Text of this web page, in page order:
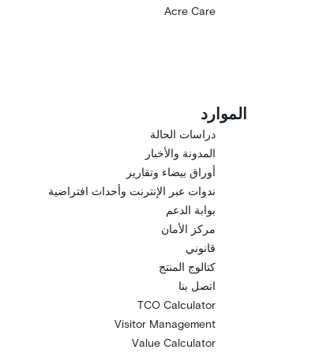
Acre Care
الموارد
دراسات الحالة
المدونة والأخبار
أوراق بيضاء وتقارير
ندوات عبر الإنترنت وأحداث افتراضية
بوابة الدعم
مركز الأمان
قانوني
كتالوج المنتج
اتصل بنا
TCO Calculator
Visitor Management
Value Calculator